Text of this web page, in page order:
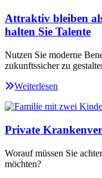
Attraktiv bleiben
halten Sie Talente
Nutzen Sie moderne
zukunftssicher zu
Weiterlesen
Private
Worauf müssen Sie
möchten?